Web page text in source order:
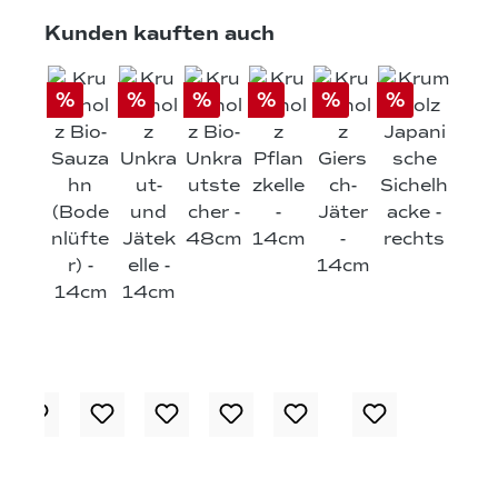
Produktgalerie überspringen
Kunden kauften auch
% % % % % %